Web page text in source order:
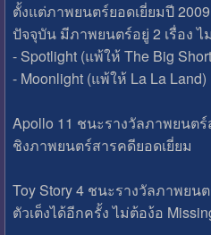
ตั้งแต่ภาพยนตร์ยอดเยี่ยมปี
ปัจจุบัน มีภาพยนตร์อยู่ 2 เรื่อง ไ
- Spotlight (แพ้ให้ The Big
- Moonlight (แพ้ให้ La La Land)
Apollo 11 ชนะรางวัลภาพยนต
ชิงภาพยนตร์สารคดียอดเยี่ยม
Toy Story 4 ชนะรางวัลภาพย
ตัวเต็งได้อีกครั้ง ไม่ต้อง้อ